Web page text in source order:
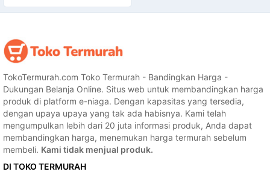
TokoTermurah.com Toko Termurah - Bandingkan Harga -
Dukungan Belanja Online. Situs web untuk membandingkan harga
produk di platform e-niaga. Dengan kapasitas yang tersedia,
dengan upaya upaya yang tak ada habisnya. Kami telah
mengumpulkan lebih dari 20 juta informasi produk, Anda dapat
membandingkan harga, menemukan harga termurah sebelum
membeli. Kami tidak menjual produk.
DI TOKO TERMURAH